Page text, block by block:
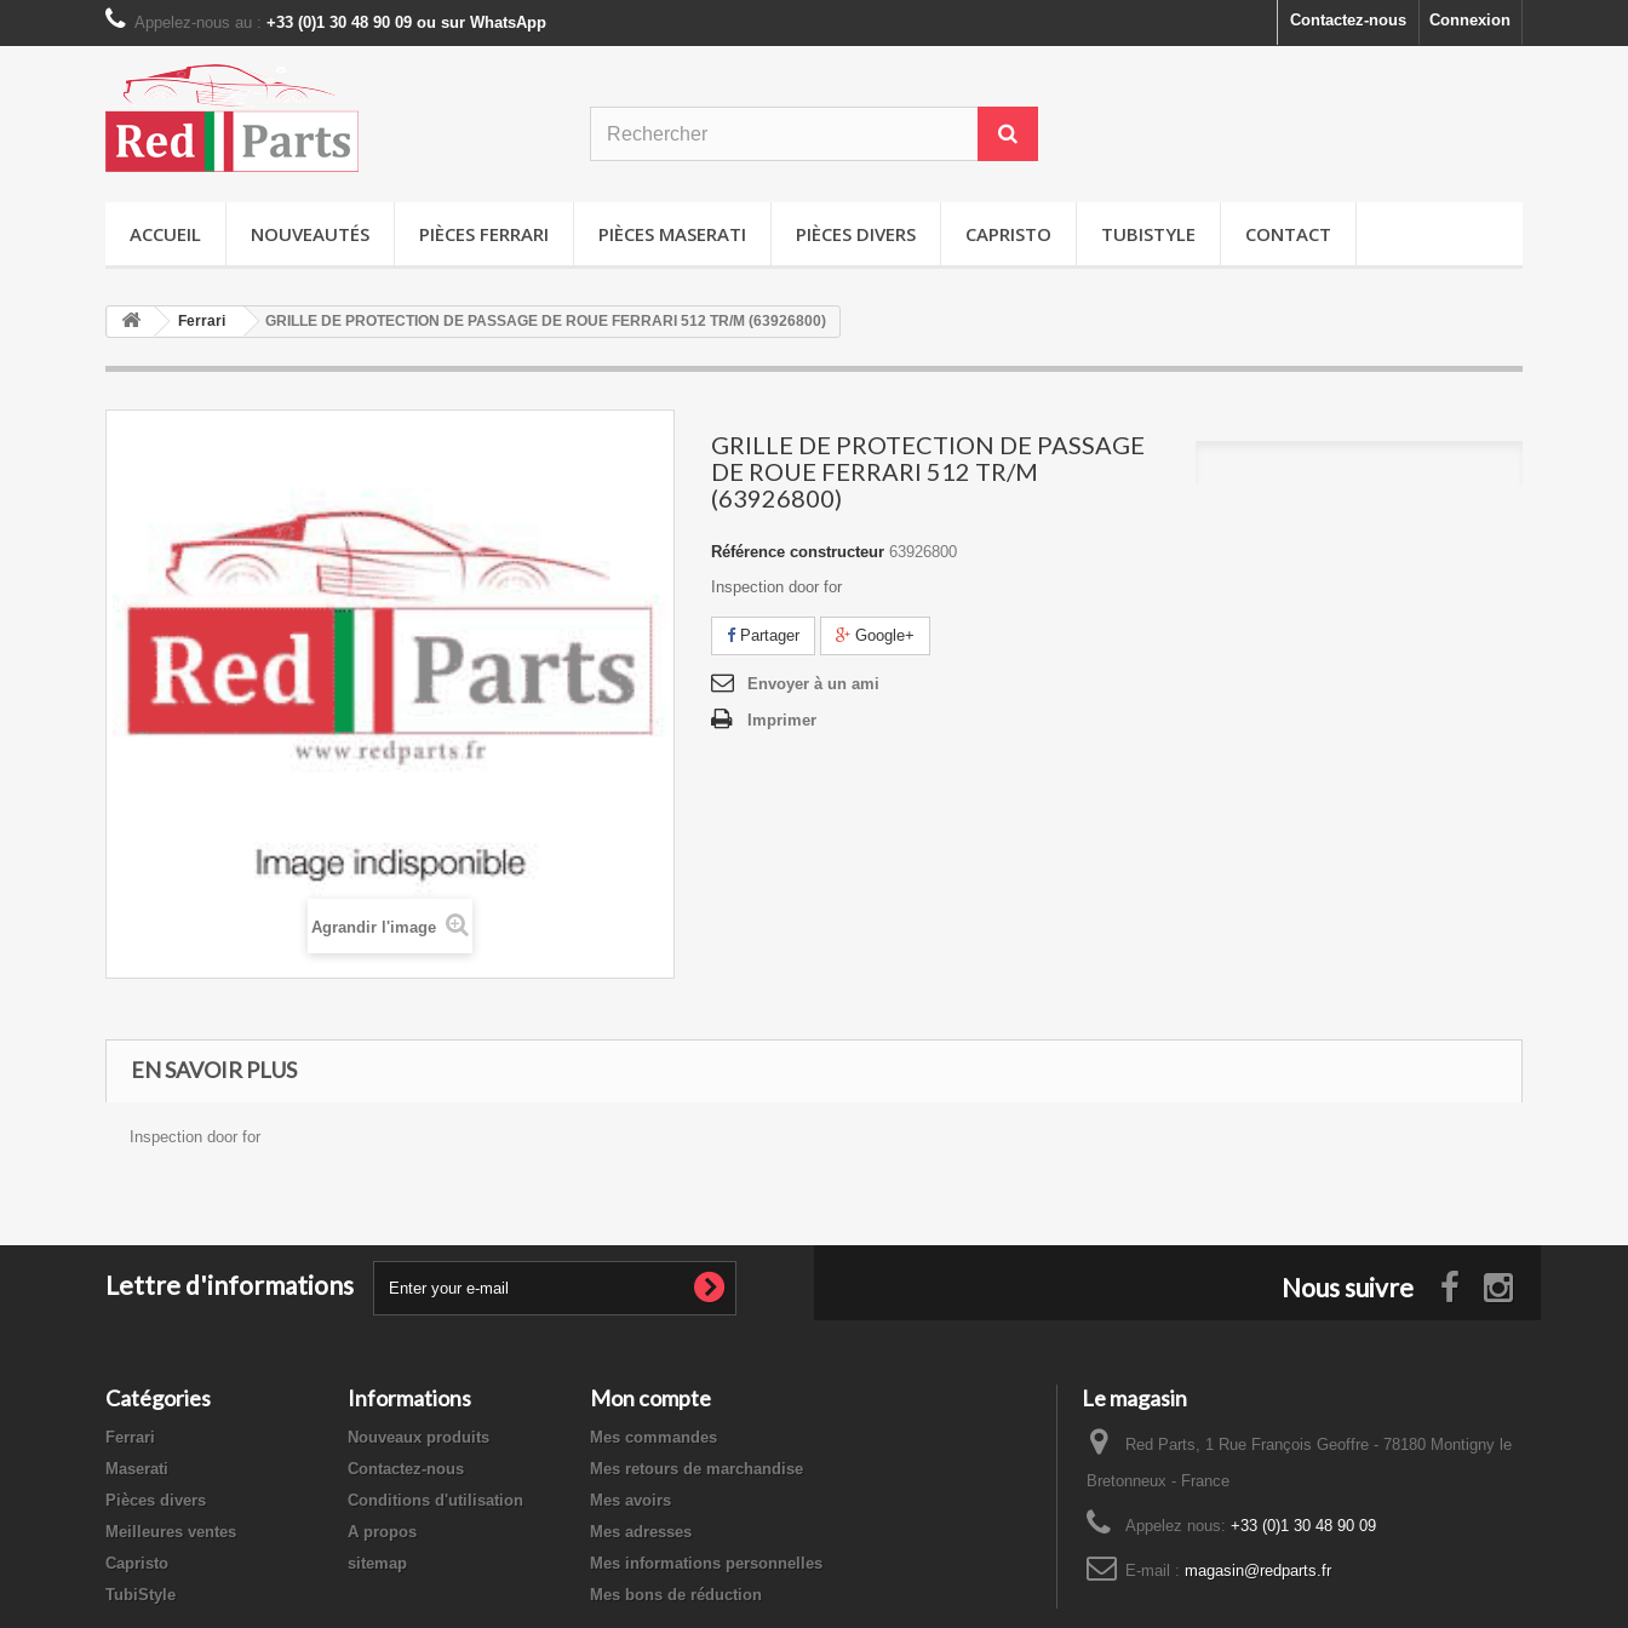
Connexion
Contactez-nous
Appelez-nous au : +33 (0)1 30 48 90 09 ou sur WhatsApp
ACCUEIL NOUVEAUTÉS PIÈCES FERRARI PIÈCES MASERATI PIÈCES DIVERS CAPRISTO TUBISTYLE CONTACT
Ferrari GRILLE DE PROTECTION DE PASSAGE DE ROUE FERRARI 512 TR/M (63926800)
Agrandir l'image
GRILLE DE PROTECTION DE PASSAGE
DE ROUE FERRARI 512 TR/M
(63926800)
Référence constructeur 63926800
Inspection door for
Partager Google+
Envoyer à un ami
Imprimer
EN SAVOIR PLUS
Inspection door for
Lettre d'informations Nous suivre
Catégories
Ferrari
Maserati
Pièces divers
Meilleures ventes
Capristo
TubiStyle
Informations
Nouveaux produits
Contactez-nous
Conditions d'utilisation
A propos
sitemap
Mon compte
Mes commandes
Mes retours de marchandise
Mes avoirs
Mes adresses
Mes informations personnelles
Mes bons de réduction
Le magasin
Red Parts, 1 Rue François Geoffre - 78180 Montigny le
Bretonneux - France
Appelez nous: +33 (0)1 30 48 90 09
E-mail : magasin@redparts.fr